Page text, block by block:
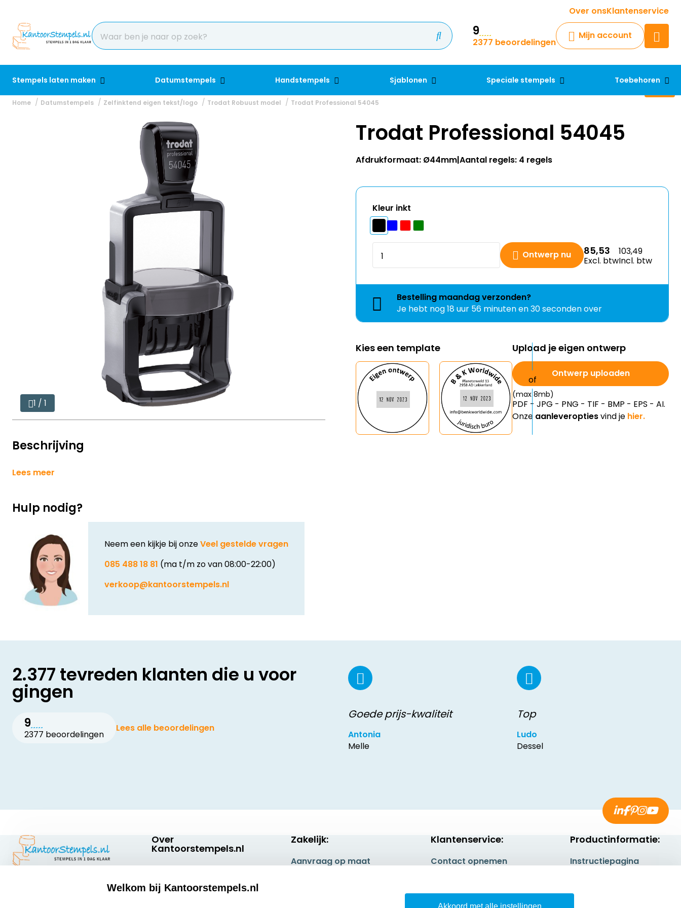
Over onsKlantenservice
9
2377 beoordelingen
Mijn account
Stempels laten maken Datumstempels Handstempels Sjablonen Speciale stempels Toebehoren
Krijg een antwoord op uw vraag
Chatbot
Chat 24/7 met onze chatbot
Contact
Home Datumstempels Zelfinktend eigen tekst/logo Trodat Robuust model Trodat Professional 54045
1 / 1
Beschrijving
Lees meer
Hulp nodig?
Neem een kijkje bij onzeVeel gestelde vragen
085 488 18 81 (ma t/m zo van 08:00-22:00)
verkoop@kantoorstempels.nl
Trodat Professional 54045
Afdrukformaat: Ø44mm Aantal regels: 4 regels
Kleur inkt
Ontwerp nu 85,53
Excl. btw
103,49
Incl. btw
Bestelling maandagverzonden?
Je hebt nog18 uur 56 minuten en 29 seconden over
Kies een template Upload je eigen ontwerp
Ontwerp uploaden
(max 8mb)
PDF - JPG - PNG - TIF - BMP - EPS - AI.
Onze aanleveroptiesvind je hier.
2.377 tevreden klanten die u voor
gingen
9
2377 beoordelingen
Lees alle beoordelingen
Goede prijs-kwaliteit
Antonia
Melle
Top
Ludo
Dessel
Over
Kantoorstempels.nl
Bedrijfsgegevens
Zakelijk:
Aanvraag op maat
Klantenservice:
Contact opnemen
Productinformatie:
Instructiepagina
Safety Sheets
Welkom bij Kantoorstempels.nl
Akkoord met alle instellingen